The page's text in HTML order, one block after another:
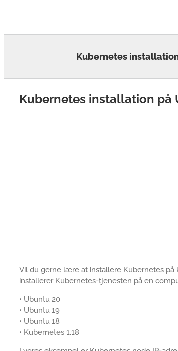
Kubernetes
Kubernetes installation på
Vil du gerne lære at installere Kubernetes på
installerer Kubernetes-tjenesten på en
• Ubuntu 20
• Ubuntu 19
• Ubuntu 18
• Kubernetes 1.18